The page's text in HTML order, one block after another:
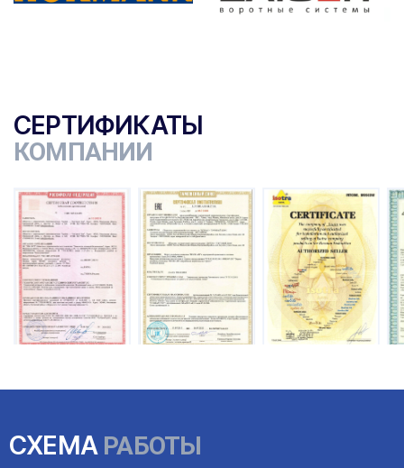
СЕРТИФИКАТЫ
КОМПАНИИ
СХЕМАРАБОТЫ